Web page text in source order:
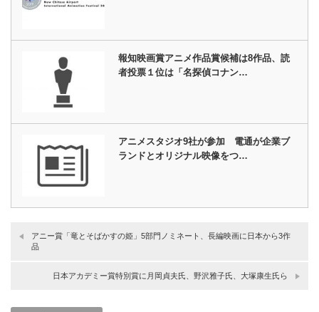
報知映画賞アニメ作品賞候補は8作品、読
者投票１位は「名探偵コナン…
アニメスタジオ9社が参加 電通が企業ブ
ランドとオリジナル映像をつ…
アニー賞「竜とそばかすの姫」5部門ノミネート、長編映画に日本から3作
品
日本アカデミー賞特別賞に月岡貞夫氏、野沢雅子氏、大塚康生氏ら